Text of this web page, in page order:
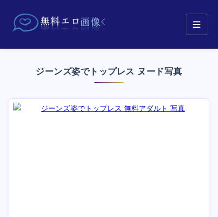
ジーンズ姿でトップレス ヌード写真